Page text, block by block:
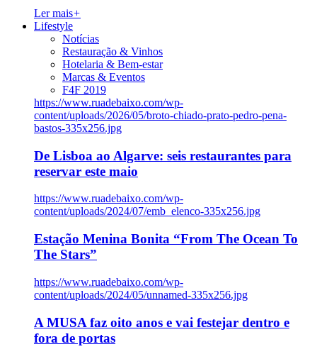
Ler mais+
Lifestyle
Notícias
Restauração & Vinhos
Hotelaria & Bem-estar
Marcas & Eventos
F4F 2019
https://www.ruadebaixo.com/wp-
content/uploads/2026/05/broto-chiado-prato-pedro-pena-
bastos-335x256.jpg
De Lisboa ao Algarve: seis restaurantes para
reservar este maio
https://www.ruadebaixo.com/wp-
content/uploads/2024/07/emb_elenco-335x256.jpg
Estação Menina Bonita “From The Ocean To
The Stars”
https://www.ruadebaixo.com/wp-
content/uploads/2024/05/unnamed-335x256.jpg
A MUSA faz oito anos e vai festejar dentro e
fora de portas